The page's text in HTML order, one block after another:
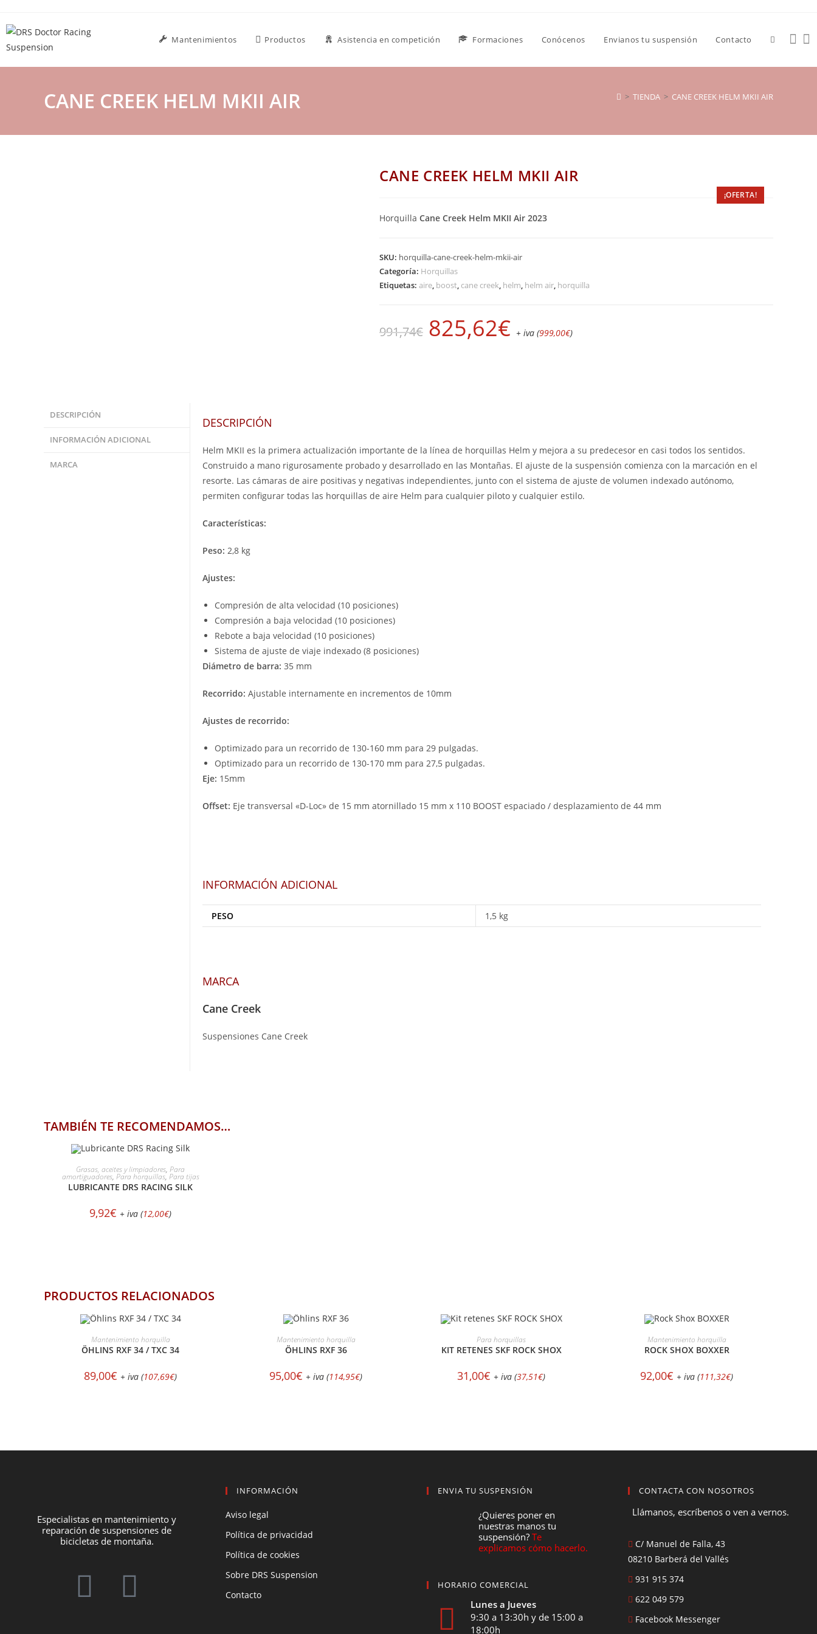
Mantenimientos Productos Asistencia en competición Formaciones Conócenos Envianos tu suspensión Contacto
CANE CREEK HELM MKII AIR > TIENDA > CANE CREEK HELM MKII AIR
¡OFERTA!
CANE CREEK HELM MKII AIR
Horquilla Cane Creek Helm MKII Air 2023
SKU: horquilla-cane-creek-helm-mkii-air
Categoría: Horquillas
Etiquetas: aire, boost, cane creek, helm, helm air, horquilla
991,74€ 825,62€ + iva (999,00€)
DESCRIPCIÓN
INFORMACIÓN ADICIONAL
MARCA
DESCRIPCIÓN
Helm MKII es la primera actualización importante de la línea de horquillas Helm y mejora a su predecesor en casi todos los sentidos.
Construido a mano rigurosamente probado y desarrollado en las Montañas. El ajuste de la suspensión comienza con la marcación en el
resorte. Las cámaras de aire positivas y negativas independientes, junto con el sistema de ajuste de volumen indexado autónomo,
permiten configurar todas las horquillas de aire Helm para cualquier piloto y cualquier estilo.
Características:
Peso: 2,8 kg
Ajustes:
Compresión de alta velocidad (10 posiciones)
Compresión a baja velocidad (10 posiciones)
Rebote a baja velocidad (10 posiciones)
Sistema de ajuste de viaje indexado (8 posiciones)
Diámetro de barra: 35 mm
Recorrido: Ajustable internamente en incrementos de 10mm
Ajustes de recorrido:
Optimizado para un recorrido de 130-160 mm para 29 pulgadas.
Optimizado para un recorrido de 130-170 mm para 27,5 pulgadas.
Eje: 15mm
Offset: Eje transversal «D-Loc» de 15 mm atornillado 15 mm x 110 BOOST espaciado / desplazamiento de 44 mm
INFORMACIÓN ADICIONAL
PESO 1,5 kg
MARCA
Cane Creek
Suspensiones Cane Creek
TAMBIÉN TE RECOMENDAMOS…
AÑADIR AL CARRITO
Grasas, aceites y limpiadores, Para
amortiguadores, Para horquillas, Para tijas
LUBRICANTE DRS RACING SILK
9,92€ + iva (12,00€)
PRODUCTOS RELACIONADOS
SELECCIONAR OPCIONES
Mantenimiento horquilla
ÖHLINS RXF 34 / TXC 34
89,00€ + iva (107,69€)
SELECCIONAR OPCIONES
Mantenimiento horquilla
ÖHLINS RXF 36
95,00€ + iva (114,95€)
AÑADIR AL CARRITO
Para horquillas
KIT RETENES SKF ROCK SHOX
31,00€ + iva (37,51€)
SELECCIONAR OPCIONES
Mantenimiento horquilla
ROCK SHOX BOXXER
92,00€ + iva (111,32€)
Especialistas en mantenimiento y
reparación de suspensiones de
bicicletas de montaña.
INFORMACIÓN
Aviso legal
Política de privacidad
Política de cookies
Sobre DRS Suspension
Contacto
ENVIA TU SUSPENSIÓN
¿Quieres poner en
nuestras manos tu
suspensión?Te
explicamos cómo hacerlo.
HORARIO COMERCIAL
Lunes a Jueves
9:30 a 13:30h y de 15:00 a
18:00h
CONTACTA CON NOSOTROS
Llámanos, escríbenos o ven a vernos.
C/ Manuel de Falla, 43
08210 Barberá del Vallés
931 915 374
622 049 579
Facebook Messenger